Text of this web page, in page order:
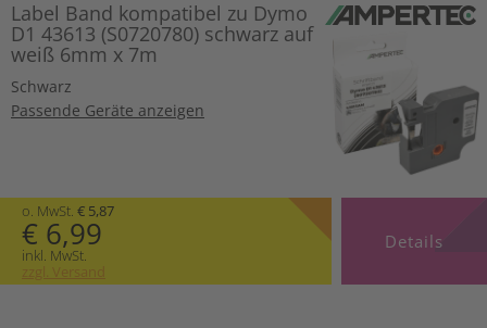
Label Band kompatibel zu Dymo
D1 43613 (S0720780) schwarz auf
weiß 6mm x 7m
Schwarz
Passende Geräte anzeigen
o. MwSt. € 5,87
€ 6,99
inkl. MwSt.
zzgl. Versand
Details